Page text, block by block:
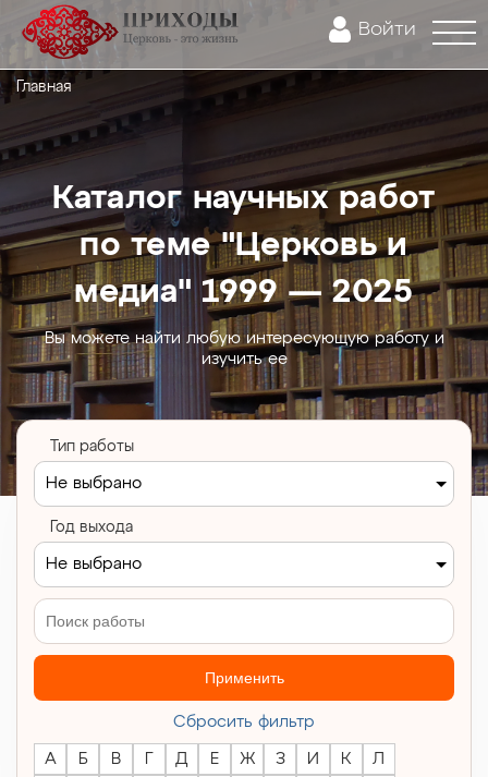
Войти
Главная
Каталог научных работ
по теме "Церковь и
медиа" 1999 — 2025
Вы можете найти любую интересующую работу и
изучить ее
Тип работы
Не выбрано
Год выхода
Не выбрано
Применить
Cбросить фильтр
А Б В Д Е Ж З И К
Л